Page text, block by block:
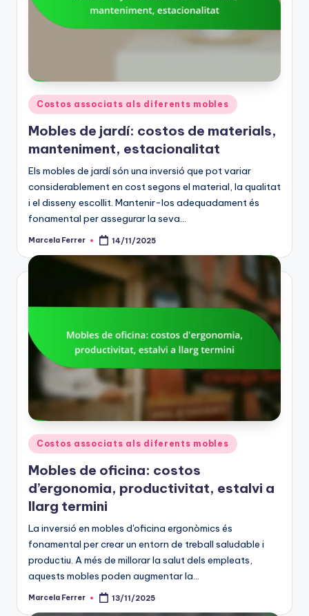
Posted
in
Costos associats als diferents mobles
Mobles de jardí: costos de materials,
manteniment, estacionalitat
Els mobles de jardí són una inversió que pot variar
considerablement en cost segons el material, la qualitat
i el disseny escollit. Mantenir-los adequadament és
fonamental per assegurar la seva…
Posted
Marcela Ferrer 14/11/2025
Posted
in
Costos associats als diferents mobles
Mobles de oficina: costos
d’ergonomia, productivitat, estalvi a
llarg termini
La inversió en mobles d'oficina ergonòmics és
fonamental per crear un entorn de treball saludable i
productiu. A més de millorar la salut dels empleats,
aquests mobles poden augmentar la…
Posted
Marcela Ferrer 13/11/2025